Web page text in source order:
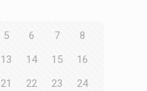
5 6 7
8
13 14 15
16
21 22 23
24